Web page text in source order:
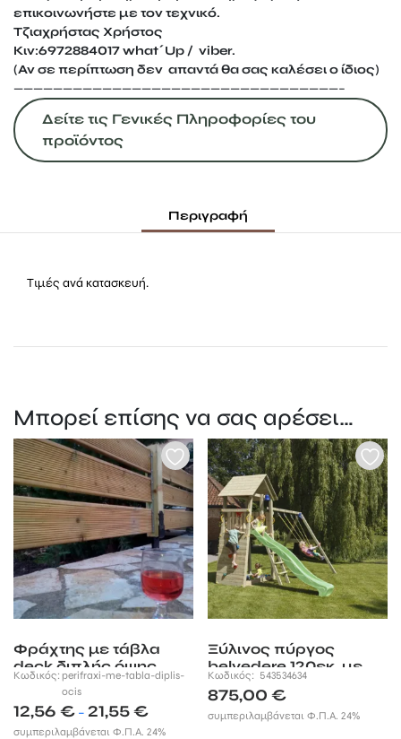
επικοινωνήστε με τον τεχνικό.
Τζιαχρήστας Χρήστος
Κιν:6972884017 what΄Up / viber.
(Αν σε περίπτωση δεν απαντά θα σας καλέσει ο ίδιος)
—————————————————————————————————–
Δείτε τις Γενικές Πληροφορίες του
προϊόντος
Περιγραφή
Τιμές ανά κατασκευή.
Μπορεί επίσης να σας αρέσει…
Φράχτης με τάβλα
deck διπλής όψης
εμποτισμένη
Κωδικός: perifraxi-me-tabla-diplis-
ocis
12,56 € – 21,55€
range:
συμπεριλαμβάνεται Φ.Π.Α. 24%
Ξύλινος πύργος
belvedere 120εκ. με
προέκταση
Κωδικός: 543534634
875,00€
συμπεριλαμβάνεται Φ.Π.Α. 24%